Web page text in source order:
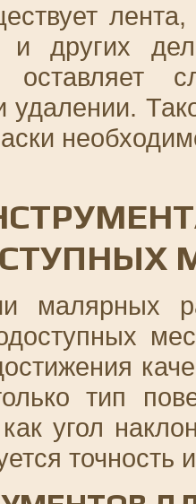
и других
оставляет
удалении.
малярных
тип
как угол
точность